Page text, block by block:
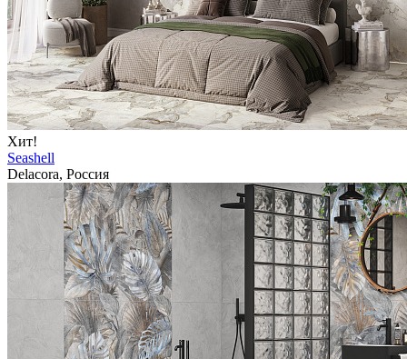
Хит!
Seashell
Delacora, Россия